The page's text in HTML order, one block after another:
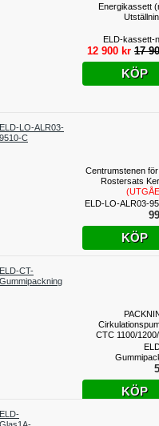
Energikassett
ELD-kassett-
12 900 kr 17
KÖP
Centrumstenen för
Rostersats
ELD-LO-ALR03-
KÖP
CTC 1100/
KÖP